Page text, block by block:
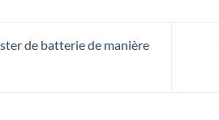
de batterie de manière